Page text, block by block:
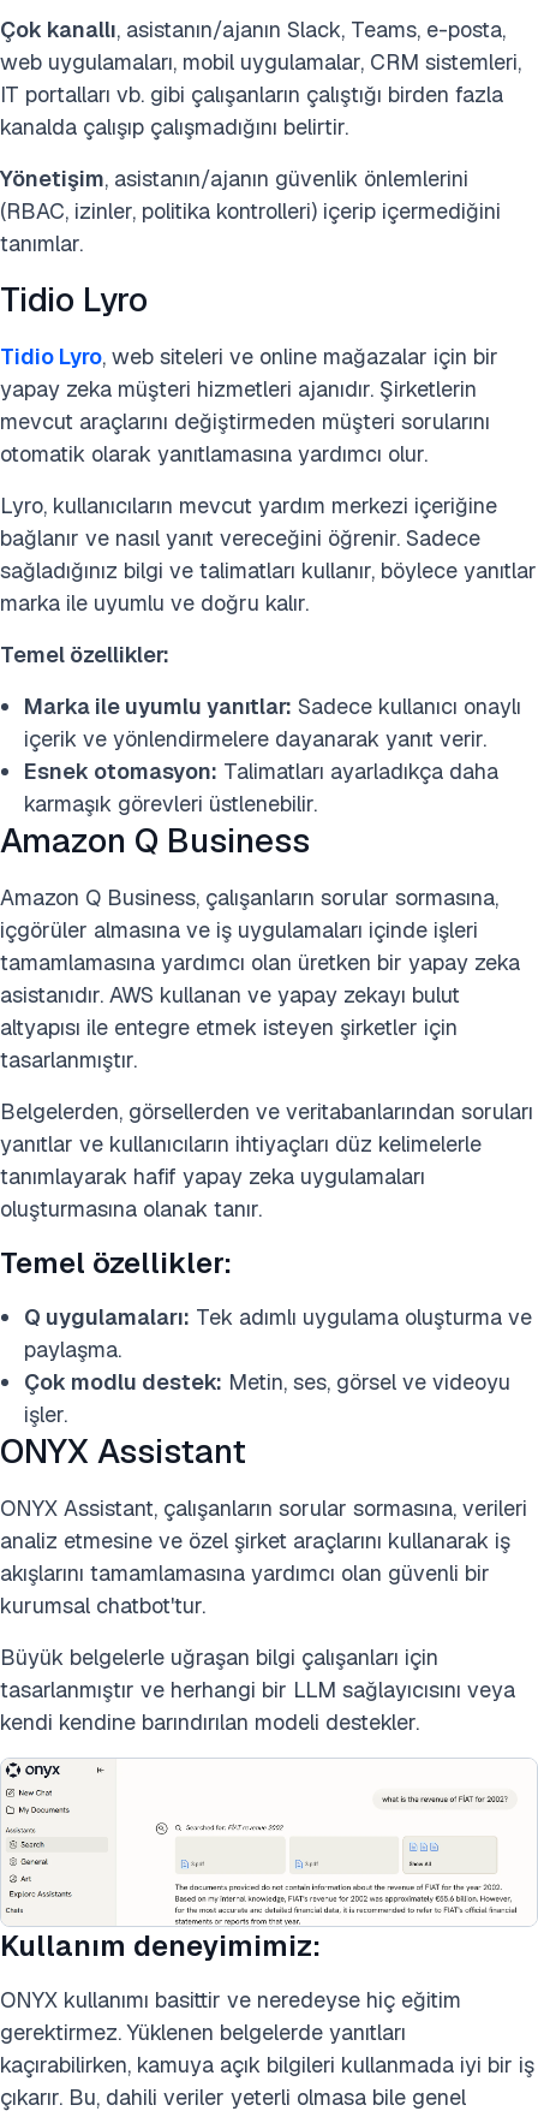
Çok kanallı, asistanın/ajanın Slack, Teams, e-posta,
web uygulamaları, mobil uygulamalar, CRM sistemleri,
IT portalları vb. gibi çalışanların çalıştığı birden fazla
kanalda çalışıp çalışmadığını belirtir.
Yönetişim, asistanın/ajanın güvenlik önlemlerini
(RBAC, izinler, politika kontrolleri) içerip içermediğini
tanımlar.
Tidio Lyro
Tidio Lyro, web siteleri ve online mağazalar için bir
yapay zeka müşteri hizmetleri ajanıdır. Şirketlerin
mevcut araçlarını değiştirmeden müşteri sorularını
otomatik olarak yanıtlamasına yardımcı olur.
Lyro, kullanıcıların mevcut yardım merkezi içeriğine
bağlanır ve nasıl yanıt vereceğini öğrenir. Sadece
sağladığınız bilgi ve talimatları kullanır, böylece yanıtlar
marka ile uyumlu ve doğru kalır.
Temel özellikler:
Marka ile uyumlu yanıtlar: Sadece kullanıcı onaylı
içerik ve yönlendirmelere dayanarak yanıt verir.
Esnek otomasyon: Talimatları ayarladıkça daha
karmaşık görevleri üstlenebilir.
Amazon Q Business
Amazon Q Business, çalışanların sorular sormasına,
içgörüler almasına ve iş uygulamaları içinde işleri
tamamlamasına yardımcı olan üretken bir yapay zeka
asistanıdır. AWS kullanan ve yapay zekayı bulut
altyapısı ile entegre etmek isteyen şirketler için
tasarlanmıştır.
Belgelerden, görsellerden ve veritabanlarından soruları
yanıtlar ve kullanıcıların ihtiyaçları düz kelimelerle
tanımlayarak hafif yapay zeka uygulamaları
oluşturmasına olanak tanır.
Temel özellikler:
Q uygulamaları: Tek adımlı uygulama oluşturma ve
paylaşma.
Çok modlu destek: Metin, ses, görsel ve videoyu
işler.
ONYX Assistant
ONYX Assistant, çalışanların sorular sormasına, verileri
analiz etmesine ve özel şirket araçlarını kullanarak iş
akışlarını tamamlamasına yardımcı olan güvenli bir
kurumsal chatbot'tur.
Büyük belgelerle uğraşan bilgi çalışanları için
tasarlanmıştır ve herhangi bir LLM sağlayıcısını veya
kendi kendine barındırılan modeli destekler.
Kullanım deneyimimiz:
ONYX kullanımı basittir ve neredeyse hiç eğitim
gerektirmez. Yüklenen belgelerde yanıtları
kaçırabilirken, kamuya açık bilgileri kullanmada iyi bir iş
çıkarır. Bu, dahili veriler yeterli olmasa bile genel